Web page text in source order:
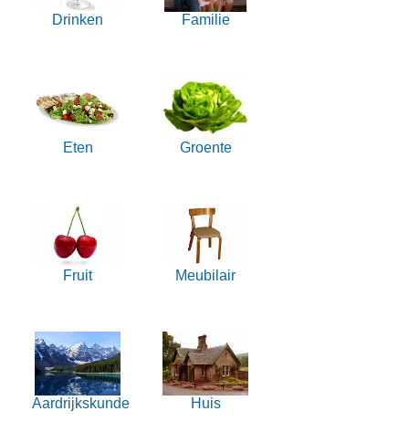
Drinken Familie
Eten Groente
Fruit Meubilair
Aardrijkskunde Huis